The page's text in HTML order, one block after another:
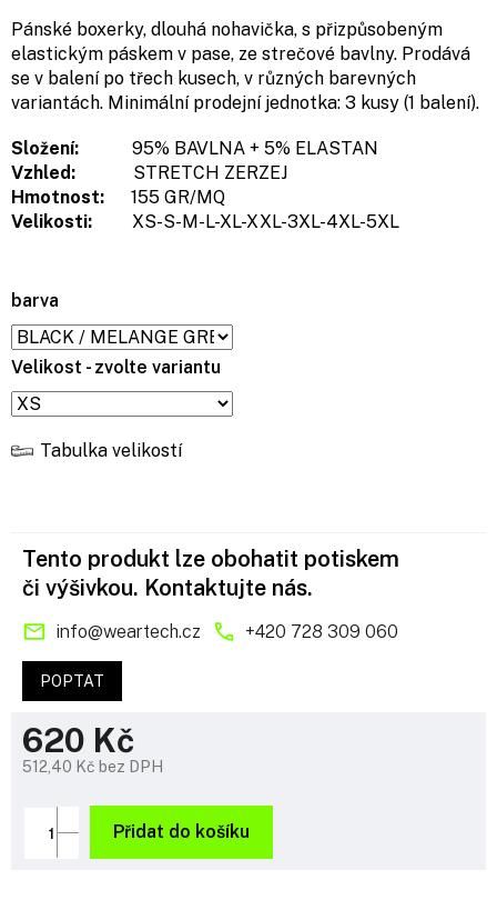
barva
Velikost - zvolte variantu
Tabulka velikostí
Pánské boxerky, dlouhá nohavička, s přizpůsobeným
elastickým páskem v pase, ze strečové bavlny. Prodává
se v balení po třech kusech, v různých barevných
variantách. Minimální prodejní jednotka: 3 kusy (1 balení).
Složení:
95% BAVLNA + 5% ELASTAN
Vzhled:
STRETCH ZERZEJ
Hmotnost:
155 GR/MQ
Velikosti:
XS-S-M-L-XL-XXL-3XL-4XL-5XL
620 Kč
512,40 Kč bez DPH
cena:
Přidat do košíku
Tento produkt lze obohatit potiskem
či výšivkou. Kontaktujte nás.
info@weartech.cz +420 728 309 060
POPTAT